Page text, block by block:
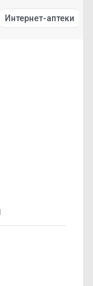
Интернет-аптеки